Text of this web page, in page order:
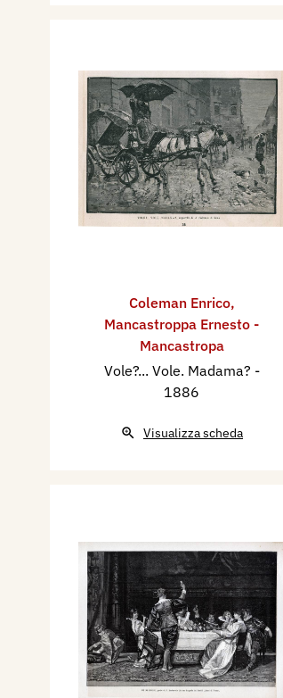
Coleman Enrico,
Mancastroppa Ernesto -
Mancastropa
Vole?... Vole. Madama? -
1886
Visualizza scheda